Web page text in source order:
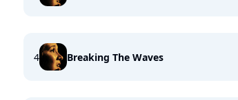
4 Breaking The Waves